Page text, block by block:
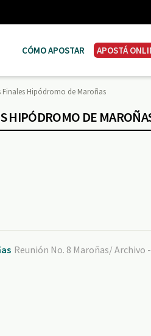
CÓMO APOSTAR APOSTÁ
Finales Hipódromo de Maroñas
HIPÓDROMO DE
Reunión No. 8 Maroñas/ Archivo